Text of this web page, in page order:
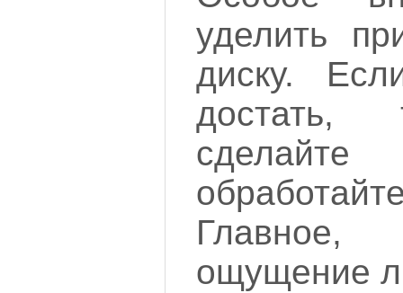
уделить
диску.
достать,
Главное,
ощущение